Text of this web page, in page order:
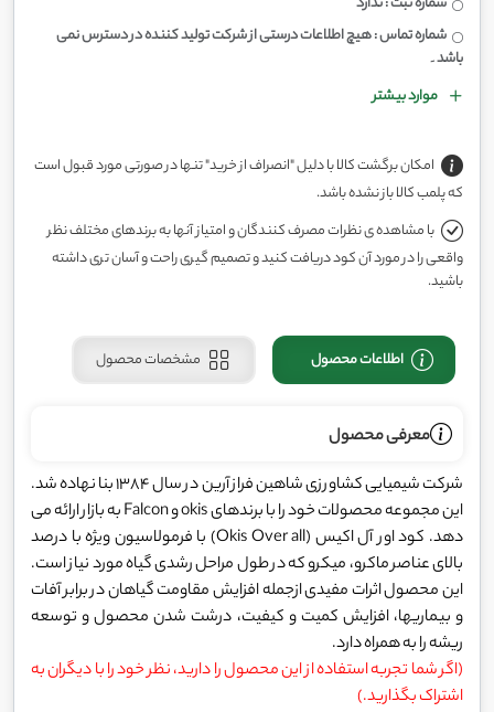
شماره تماس : هیچ اطلاعات درستی از شرکت تولید کننده در دسترس نمی
باشد۔
موارد بیشتر
امکان برگشت کالا با دلیل "انصراف از خرید" تنها در صورتی مورد قبول است
که پلمب کالا باز نشده باشد.
با مشاهده ی نظرات مصرف کنندگان و امتیاز آنها به برندهای مختلف نظر
واقعی را در مورد آن کود دریافت کنید و تصمیم گیری راحت و آسان تری داشته
باشید.
اطلاعات محصول مشخصات محصول
معرفی محصول
شرکت شیمیایی کشاورزی شاهین فراز آرین در سال 1384 بنا نهاده شد.
این مجموعه محصولات خود را با برندهای okis و Falcon به بازار ارائه می
دهد. کود اور آل اکیس (Okis Over all) با فرمولاسیون ویژه با درصد
بالای عناصر ماکرو، میکرو که در طول مراحل رشدی گیاه مورد نیاز است.
این محصول اثرات مفیدی ازجمله افزایش مقاومت گیاهان در برابر آفات
و بیماریها، افزایش کمیت و کیفیت، درشت شدن محصول و توسعه
ریشه را به همراه دارد.
(اگر شما تجربه استفاده از این محصول را دارید، نظر خود را با دیگران به
اشتراک بگذارید.)